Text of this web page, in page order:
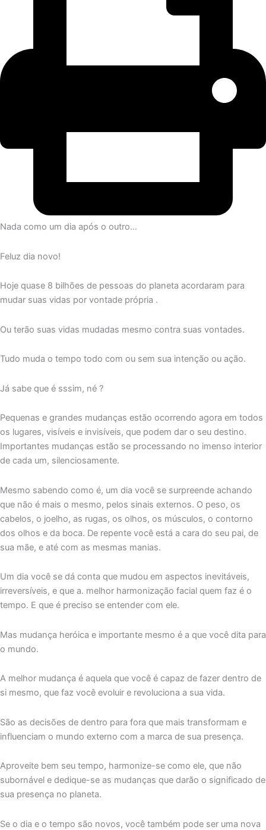
Nada como um dia após o outro…
Feluz dia novo!
Hoje quase 8 bilhões de pessoas do planeta acordaram para
mudar suas vidas por vontade própria .
Ou terão suas vidas mudadas mesmo contra suas vontades.
Tudo muda o tempo todo com ou sem sua intenção ou ação.
Já sabe que é sssim, né ?
Pequenas e grandes mudanças estão ocorrendo agora em todos
os lugares, visíveis e invisíveis, que podem dar o seu destino.
Importantes mudanças estão se processando no imenso interior
de cada um, silenciosamente.
Mesmo sabendo como é, um dia você se surpreende achando
que não é mais o mesmo, pelos sinais externos. O peso, os
cabelos, o joelho, as rugas, os olhos, os músculos, o contorno
dos olhos e da boca. De repente você está a cara do seu pai, de
sua mãe, e até com as mesmas manias.
Um dia você se dá conta que mudou em aspectos inevitáveis,
irreversíveis, e que a. melhor harmonização facial quem faz é o
tempo. E que é preciso se entender com ele.
Mas mudança heróica e importante mesmo é a que você dita para
o mundo.
A melhor mudança é aquela que você é capaz de fazer dentro de
si mesmo, que faz você evoluir e revoluciona a sua vida.
São as decisões de dentro para fora que mais transformam e
influenciam o mundo externo com a marca de sua presença.
Aproveite bem seu tempo, harmonize-se como ele, que não
subornável e dedique-se as mudanças que darão o significado de
sua presença no planeta.
Se o dia e o tempo são novos, você também pode ser uma nova